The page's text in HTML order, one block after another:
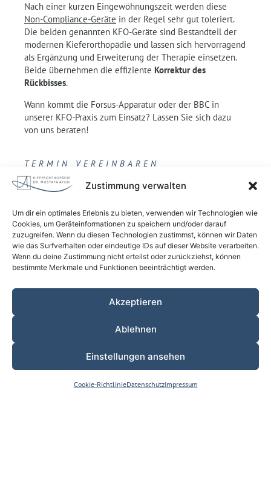
Zustimmung verwalten
Um dir ein optimales Erlebnis zu bieten, verwenden wir Technologien wie
Cookies, um Geräteinformationen zu speichern und/oder darauf
zuzugreifen. Wenn du diesen Technologien zustimmst, können wir Daten
wie das Surfverhalten oder eindeutige IDs auf dieser Website verarbeiten.
Wenn du deine Zustimmung nicht erteilst oder zurückziehst, können
bestimmte Merkmale und Funktionen beeinträchtigt werden.
Akzeptieren
Ablehnen
Einstellungen ansehen
Cookie-RichtlinieDatenschutzImpressum
Nach einer kurzen Eingewöhnungszeit werden diese
Non-Compliance-Geräte in der Regel sehr gut toleriert.
Die beiden genannten KFO-Geräte sind Bestandteil der
modernen Kieferorthopädie und lassen sich hervorragend
als Ergänzung und Erweiterung der Therapie einsetzen.
Beide übernehmen die effiziente Korrektur des
Rückbisses.
Wann kommt die Forsus-Apparatur oder der BBC in
unserer KFO-Praxis zum Einsatz? Lassen Sie sich dazu
von uns beraten!
TERMIN VEREINBAREN
NEHMEN SIE KONTAKT
AUF!
Wir freuen uns, Sie demnächst in unserer Praxis begrüßen zu
02931 15232
info@kfo-ayubi.de
E-Mail
FÜR NEUPATIENTEN